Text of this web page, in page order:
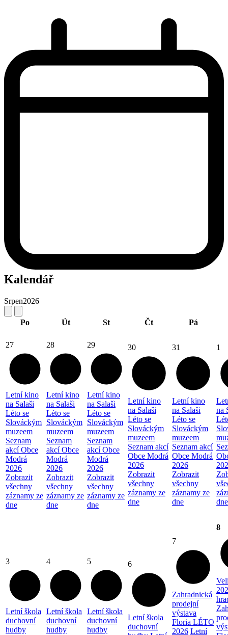
Kalendář
Srpen2026
Po Út St Čt Pá
27
Letní kino
na Salaši
Léto se
Slováckým
muzeem
Seznam
akcí Obce
Modrá
2026
Zobrazit
všechny
záznamy ze
dne
28
Letní kino
na Salaši
Léto se
Slováckým
muzeem
Seznam
akcí Obce
Modrá
2026
Zobrazit
všechny
záznamy ze
dne
29
Letní kino
na Salaši
Léto se
Slováckým
muzeem
Seznam
akcí Obce
Modrá
2026
Zobrazit
všechny
záznamy ze
dne
30
Letní kino
na Salaši
Léto se
Slováckým
muzeem
Seznam akcí
Obce Modrá
2026
Zobrazit
všechny
záznamy ze
dne
31
Letní kino
na Salaši
Léto se
Slováckým
muzeem
Seznam akcí
Obce Modrá
2026
Zobrazit
všechny
záznamy ze
dne
1
na
dne
3
Letní škola
duchovní
hudby
4
Letní škola
duchovní
hudby
5
Letní škola
duchovní
hudby
6
Letní škola
duchovní
7
Zahradnická
prodejní
výstava
Floria LÉTO
2026 Letní
8